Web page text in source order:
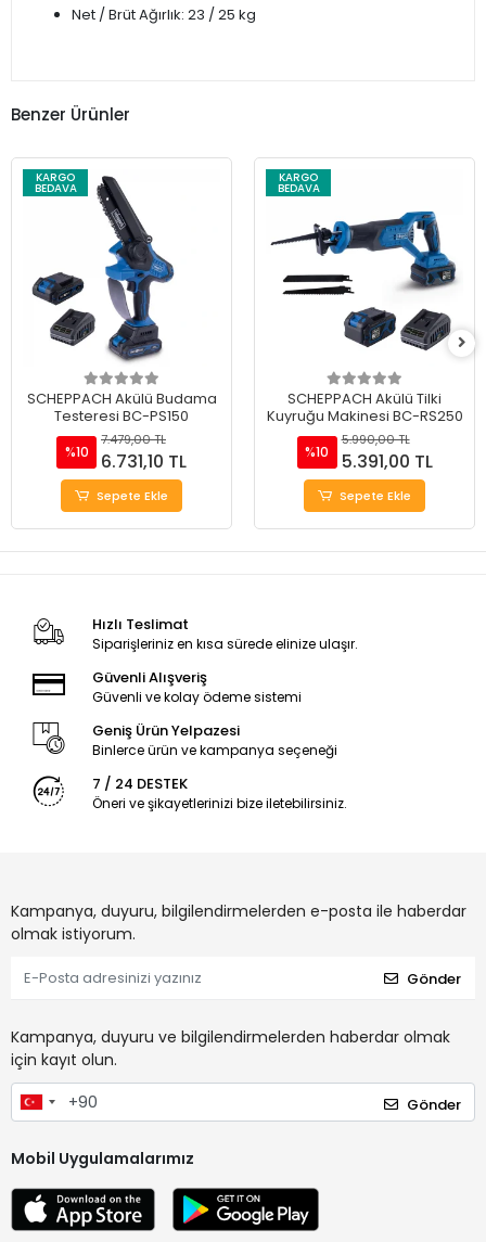
Net / Brüt Ağırlık: 23 / 25 kg
Benzer Ürünler
KARGO
BEDAVA
SCHEPPACH Akülü Budama
Testeresi BC-PS150
%10
7.479,00 TL
6.731,10 TL
Sepete Ekle
KARGO
BEDAVA
SCHEPPACH Akülü Tilki
Kuyruğu Makinesi BC-RS250
%10
5.990,00 TL
5.391,00 TL
Sepete Ekle
Hızlı Teslimat
Siparişleriniz en kısa sürede elinize ulaşır.
Güvenli Alışveriş
Güvenli ve kolay ödeme sistemi
Geniş Ürün Yelpazesi
Binlerce ürün ve kampanya seçeneği
7 / 24 DESTEK
Öneri ve şikayetlerinizi bize iletebilirsiniz.
Kampanya, duyuru, bilgilendirmelerden e-posta ile haberdar
olmak istiyorum.
Gönder
Kampanya, duyuru ve bilgilendirmelerden haberdar olmak
için kayıt olun.
Gönder
Mobil Uygulamalarımız